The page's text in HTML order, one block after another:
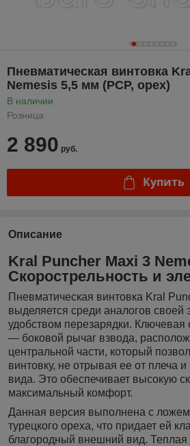
Пневматическая винтовка
Nemesis 5,5 мм (PCP, орех)
В наличии
Розница
2 890 руб.
Купить
Описание
Kral Puncher Maxi 3
Скорострельность и
Пневматическая винтовка Kral
выделяется среди аналогов своей
удобством перезарядки. Ключевая
— боковой рычаг взвода,
центральной части, который
винтовку, не отрывая ее от плеча
вида. Это обеспечивает высокую
максимальный комфорт.
Данная версия выполнена с
турецкого ореха, что придает ей
благородный внешний вид. Теплая